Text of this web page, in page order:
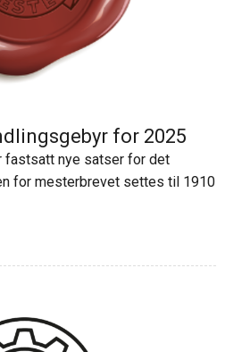
for 2025
fastsatt nye satser for det
for mesterbrevet settes til 1910